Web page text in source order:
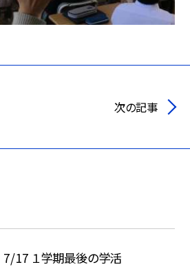
次の記事
7/17 １学期最後の学活